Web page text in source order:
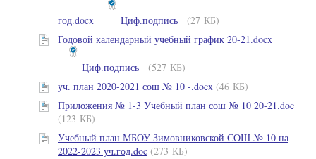
год.docx Циф.подпись
(27 КБ)
Годовой календарный учебный график 20-21.docx
Циф.подпись
(527 КБ)
уч. план 2020-2021 сош № 10 -.docx (46 КБ)
Приложения № 1-3 Учебный план сош № 10 20-21.doc
(123 КБ)
Учебный план МБОУ Зимовниковской СОШ № 10 на
2022-2023 уч.год.doc (273 КБ)